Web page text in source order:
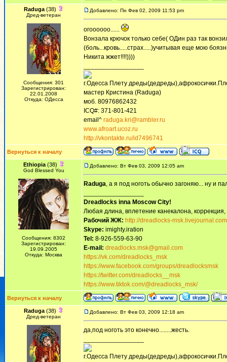
Raduga (38)
Дред-ветеран
Сообщения: 301
Зарегистрирован:
22.01.2008
Откуда: ОДесса
Добавлено: Пн Фев 02, 2009 11:53 pm
огоооооо......
Вонзала крючок только себе( ОДин раз так
(боль...кровь.....страх.....)учитывая еще мою
Никита жжет!!!!))))
г.Одесса Плету
мастер Кристина (Raduga)
моб. 80976862432
ICQ#: 371-801-421
email^ raduga.kri@rambler.ru
www.afroart.ucoz.ru
http://vkontakte.ru/id7496741
Вернуться к началу
Ethiopia(38)
God Blessed You
Сообщения: 8302
Зарегистрирован:
19.09.2005
Откуда: Москва
Добавлено: Вт Фев 03, 2009 12:05 am
Raduga, а я под ноготь обычно загоняю... ну и
Dreadlocks inna Moscow Сity!
Любая длина, вплетение канекалона,
Рабочий ЖЖ: http://dreadlocks-
Skype: imighty.iration
Tel: 8-926-559-63-90
E-mail: dreadlocks.msk@gmail.com
https://vk.com/dreadlocks_msk
https://www.facebook.com/groups/dreadlocksmsk
https://twitter.com/dreadlocks__msk
https://www.tiktok.com/@dreadlocks_msk/
Вернуться к началу
Raduga (38)
Дред-ветеран
Добавлено: Вт Фев 03, 2009 12:18 am
да,под ноготь это конечно........жесть.
г.Одесса Плету